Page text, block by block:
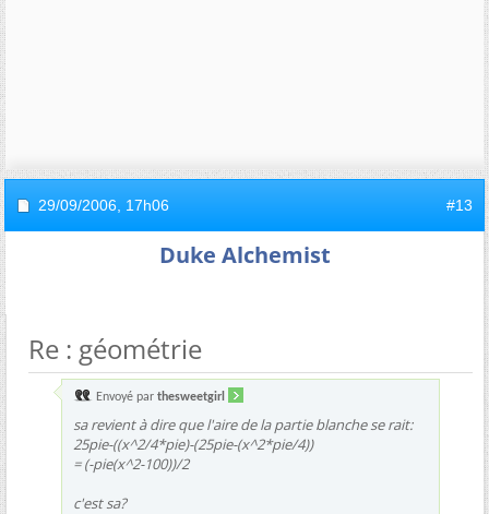
29/09/2006, 17h06 #13
Duke Alchemist
Re : géométrie
Envoyé par thesweetgirl
sa revient à dire que l'aire de la partie blanche se rait:
25pie-((x^2/4*pie)-(25pie-(x^2*pie/4))
= (-pie(x^2-100))/2
c'est sa?